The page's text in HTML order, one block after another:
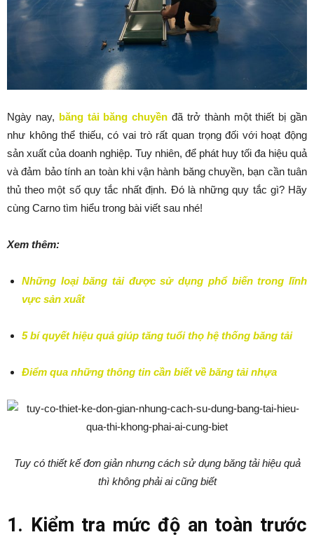
Ngày nay, băng tải băng chuyền đã trở thành một thiết bị gần
như không thể thiếu, có vai trò rất quan trọng đối với hoạt động
sản xuất của doanh nghiệp. Tuy nhiên, để phát huy tối đa hiệu quả
và đảm bảo tính an toàn khi vận hành băng chuyền, bạn cần tuân
thủ theo một số quy tắc nhất định. Đó là những quy tắc gì? Hãy
cùng Carno tìm hiểu trong bài viết sau nhé!
Xem thêm:
Những loại băng tải được sử dụng phổ biến trong lĩnh
vực sản xuất
5 bí quyết hiệu quả giúp tăng tuổi thọ hệ thống băng tải
Điểm qua những thông tin cần biết về băng tải nhựa
Tuy có thiết kế đơn giản nhưng cách sử dụng băng tải hiệu quả
thì không phải ai cũng biết
1. Kiểm tra mức độ an toàn trước